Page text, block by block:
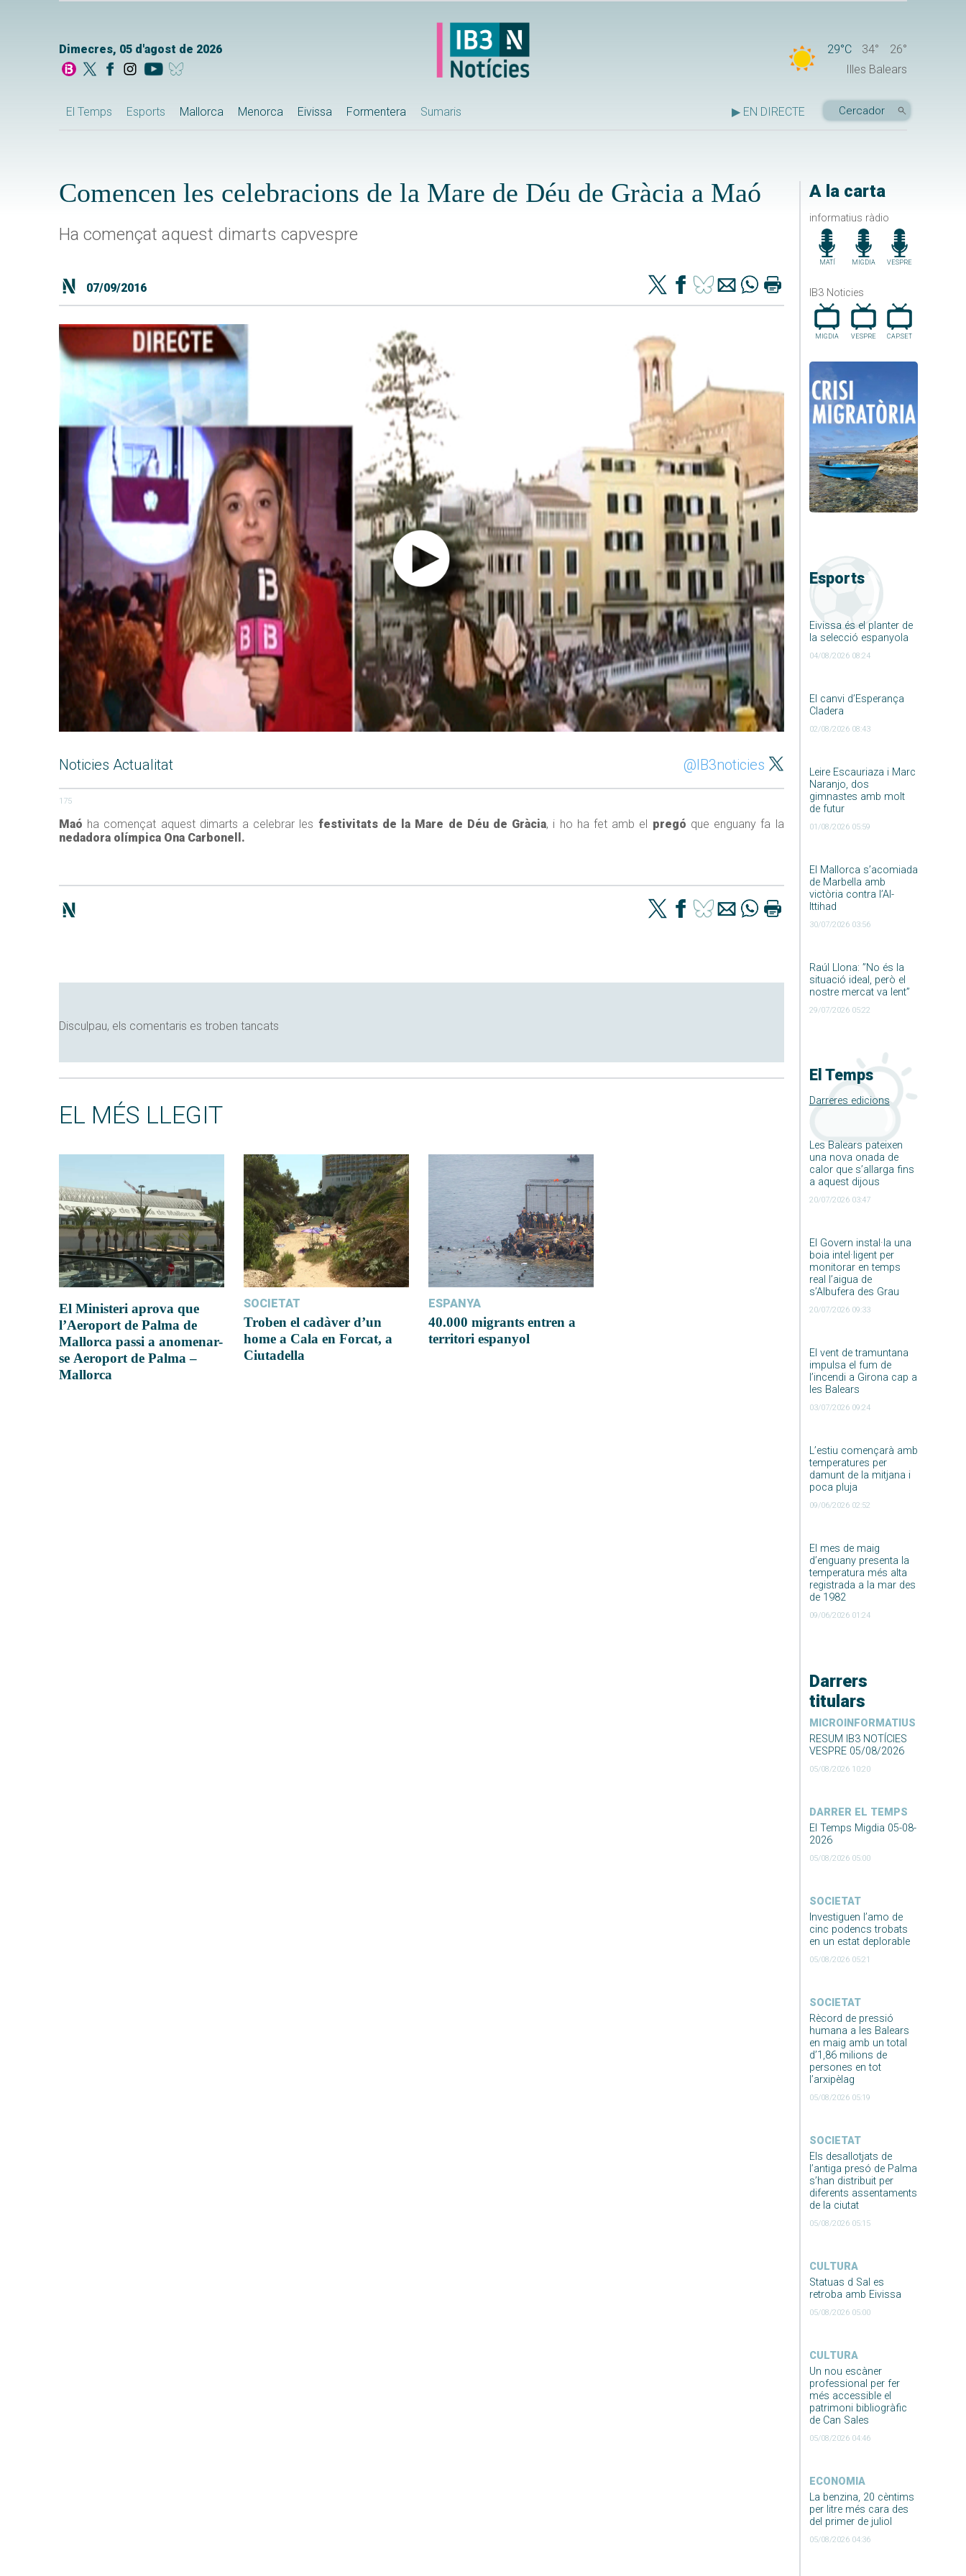
Dimecres, 05 d'agost de 2026 29°C 34°
26°
Illes Balears
El Temps Esports Mallorca Menorca Eivissa Formentera Sumaris ▶ EN DIRECTE
A la carta
informatius ràdio
MATÍ MIGDIA VESPRE
IB3 Noticies
MIGDIA VESPRE CAP.SET
Esports
Eivissa és el planter de
la selecció espanyola
04/08/2026 08:24
El canvi d’Esperança
Cladera
02/08/2026 08:43
Leire Escauriaza i Marc
Naranjo, dos
gimnastes amb molt
de futur
01/08/2026 05:59
El Mallorca s’acomiada
de Marbella amb
victòria contra l’Al-
Ittihad
30/07/2026 03:56
Raúl Llona: ”No és la
situació ideal, però el
nostre mercat va lent”
29/07/2026 05:22
El Temps
Darreres edicions
Les Balears pateixen
una nova onada de
calor que s’allarga fins
a aquest dijous
20/07/2026 03:47
El Govern instal·la una
boia intel·ligent per
monitorar en temps
real l’aigua de
s’Albufera des Grau
20/07/2026 09:33
El vent de tramuntana
impulsa el fum de
l’incendi a Girona cap a
les Balears
03/07/2026 09:24
L’estiu començarà amb
temperatures per
damunt de la mitjana i
poca pluja
09/06/2026 02:52
El mes de maig
d’enguany presenta la
temperatura més alta
registrada a la mar des
de 1982
09/06/2026 01:24
Darrers
titulars
MICROINFORMATIUS
RESUM IB3 NOTÍCIES
VESPRE 05/08/2026
05/08/2026 10:20
DARRER EL TEMPS
El Temps Migdia 05-08-
2026
05/08/2026 05:00
SOCIETAT
Investiguen l’amo de
cinc podencs trobats
en un estat deplorable
05/08/2026 05:21
SOCIETAT
Rècord de pressió
humana a les Balears
en maig amb un total
d’1,86 milions de
persones en tot
l’arxipèlag
05/08/2026 05:19
SOCIETAT
Els desallotjats de
l’antiga presó de Palma
s’han distribuit per
diferents assentaments
de la ciutat
05/08/2026 05:15
CULTURA
Statuas d Sal es
retroba amb Eivissa
05/08/2026 05:00
CULTURA
Un nou escàner
professional per fer
més accessible el
patrimoni bibliogràfic
de Can Sales
05/08/2026 04:46
ECONOMIA
La benzina, 20 cèntims
per litre més cara des
del primer de juliol
05/08/2026 04:36
Comencen les celebracions de la Mare de Déu de Gràcia a Maó
Ha començat aquest dimarts capvespre
07/09/2016
Noticies Actualitat @IB3noticies
175
Maó ha començat aquest dimarts a celebrar les festivitats de la Mare de Déu de Gràcia, i ho ha fet amb el pregó que enguany fa la
nedadora olímpica Ona Carbonell.
Disculpau, els comentaris es troben tancats
EL MÉS LLEGIT
El Ministeri aprova que
l’Aeroport de Palma de
Mallorca passi a anomenar-
se Aeroport de Palma –
Mallorca
SOCIETAT
Troben el cadàver d’un
home a Cala en Forcat, a
Ciutadella
ESPANYA
40.000 migrants entren a
territori espanyol